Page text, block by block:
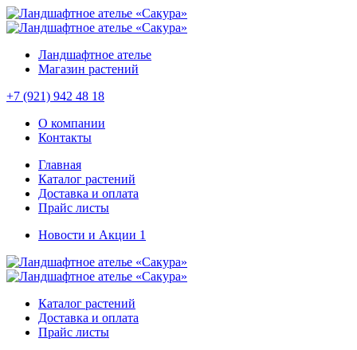
Ландшафтное ателье
Магазин растений
+7 (921) 942 48 18
О компании
Контакты
Главная
Каталог растений
Доставка и оплата
Прайс листы
Новости и Акции 1
Каталог растений
Доставка и оплата
Прайс листы